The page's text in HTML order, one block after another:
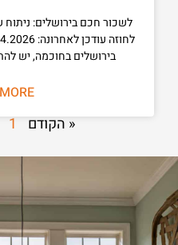
לשכור חכם בירושלים: ניתוח
בירושלים בחוכמה, יש
« הקודם 1